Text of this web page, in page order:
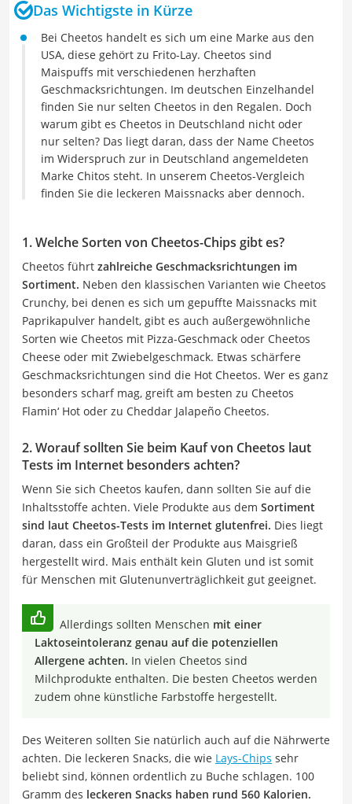
Das Wichtigste in Kürze
Bei Cheetos handelt es sich um eine Marke aus den
USA, diese gehört zu Frito-Lay. Cheetos sind
Maispuffs mit verschiedenen herzhaften
Geschmacksrichtungen. Im deutschen Einzelhandel
finden Sie nur selten Cheetos in den Regalen. Doch
warum gibt es Cheetos in Deutschland nicht oder
nur selten? Das liegt daran, dass der Name Cheetos
im Widerspruch zur in Deutschland angemeldeten
Marke Chitos steht. In unserem Cheetos-Vergleich
finden Sie die leckeren Maissnacks aber dennoch.
1. Welche Sorten von Cheetos-Chips gibt es?
Cheetos führt zahlreiche Geschmacksrichtungen im
Sortiment. Neben den klassischen Varianten wie Cheetos
Crunchy, bei denen es sich um gepuffte Maissnacks mit
Paprikapulver handelt, gibt es auch außergewöhnliche
Sorten wie Cheetos mit Pizza-Geschmack oder Cheetos
Cheese oder mit Zwiebelgeschmack. Etwas schärfere
Geschmacksrichtungen sind die Hot Cheetos. Wer es ganz
besonders scharf mag, greift am besten zu Cheetos
Flamin‘ Hot oder zu Cheddar Jalapeño Cheetos.
2. Worauf sollten Sie beim Kauf von Cheetos laut
Tests im Internet besonders achten?
Wenn Sie sich Cheetos kaufen, dann sollten Sie auf die
Inhaltsstoffe achten. Viele Produkte aus dem Sortiment
sind laut Cheetos-Tests im Internet glutenfrei. Dies liegt
daran, dass ein Großteil der Produkte aus Maisgrieß
hergestellt wird. Mais enthält kein Gluten und ist somit
für Menschen mit Glutenunverträglichkeit gut geeignet.
Allerdings sollten Menschen mit einer
Laktoseintoleranz genau auf die potenziellen
Allergene achten. In vielen Cheetos sind
Milchprodukte enthalten. Die besten Cheetos werden
zudem ohne künstliche Farbstoffe hergestellt.
Des Weiteren sollten Sie natürlich auch auf die Nährwerte
achten. Die leckeren Snacks, die wie Lays-Chips sehr
beliebt sind, können ordentlich zu Buche schlagen. 100
Gramm des leckeren Snacks haben rund 560 Kalorien.